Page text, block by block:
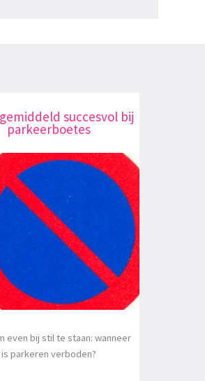
succesvol bij
parkeerboetes
even bij stil te staan: wanneer
is parkeren verboden?